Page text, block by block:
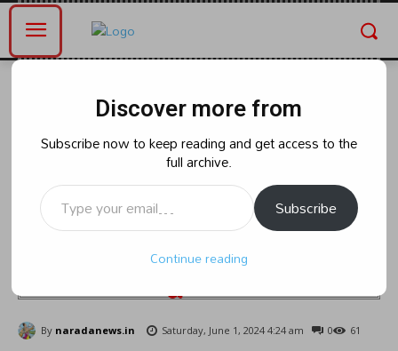
జగిత్యాల జిల్లా కొండగట్టు ఆలయ
ప్రాంగణంలో హను మాన్ భక్తుల
హడావుడి కనిపిస్తుంది.ఈరోజు
కొండగట్టు లో హనుమాన్ పెద్ద జయంతి
జరుపుకుం టున్నారు.
By naradanews.in Saturday, June 1, 2024 4:24 am 61
0
Discover more from
Subscribe now to keep reading and get access to the
full archive.
Type your email…
Subscribe
Continue reading